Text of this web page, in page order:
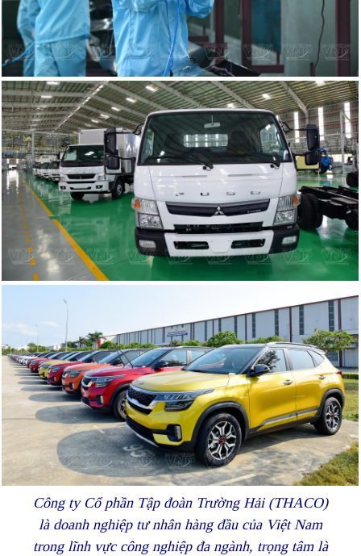
Công ty Cổ phần Tập đoàn Trường Hải (THACO)
là doanh nghiệp tư nhân hàng đầu của Việt Nam
trong lĩnh vực công nghiệp đa ngành, trọng tâm là